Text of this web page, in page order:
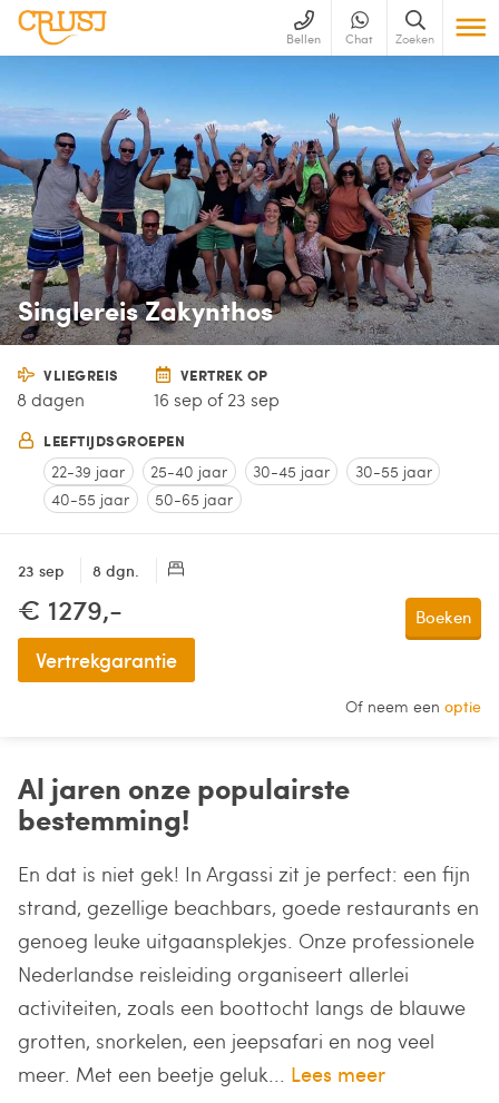
Bellen Chat Zoeken
Singlereis Zakynthos
VLIEGREIS
8 dagen
VERTREK OP
16 sep of 23 sep
LEEFTIJDSGROEPEN
22-39 jaar 25-40 jaar 30-45 jaar
30-55 jaar
40-55 jaar
50-65 jaar
23 sep 8 dgn.
€ 1279,-
Vertrekgarantie
Boeken
Of neem een optie
Al jaren onze populairste
bestemming!
En dat is niet gek! In Argassi zit je perfect: een fijn
strand, gezellige beachbars, goede restaurants en
genoeg leuke uitgaansplekjes. Onze professionele
Nederlandse reisleiding organiseert allerlei
activiteiten, zoals een boottocht langs de blauwe
grotten, snorkelen, een jeepsafari en nog veel
meer. Met een beetje geluk... Lees meer